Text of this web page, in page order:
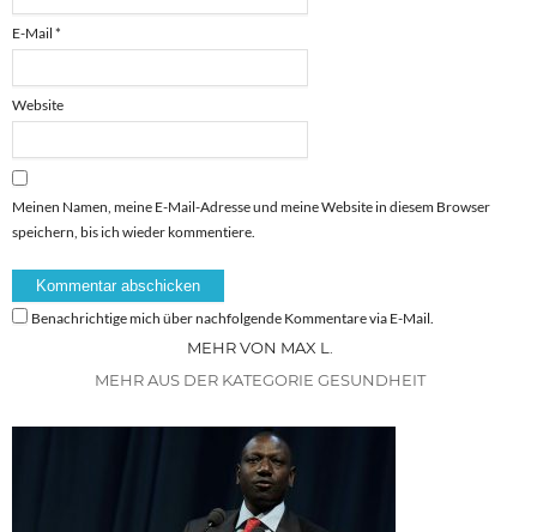
E-Mail *
Website
Meinen Namen, meine E-Mail-Adresse und meine Website in diesem Browser
speichern, bis ich wieder kommentiere.
Benachrichtige mich über nachfolgende Kommentare via E-Mail.
MEHR VON MAX L.
MEHR AUS DER KATEGORIE GESUNDHEIT